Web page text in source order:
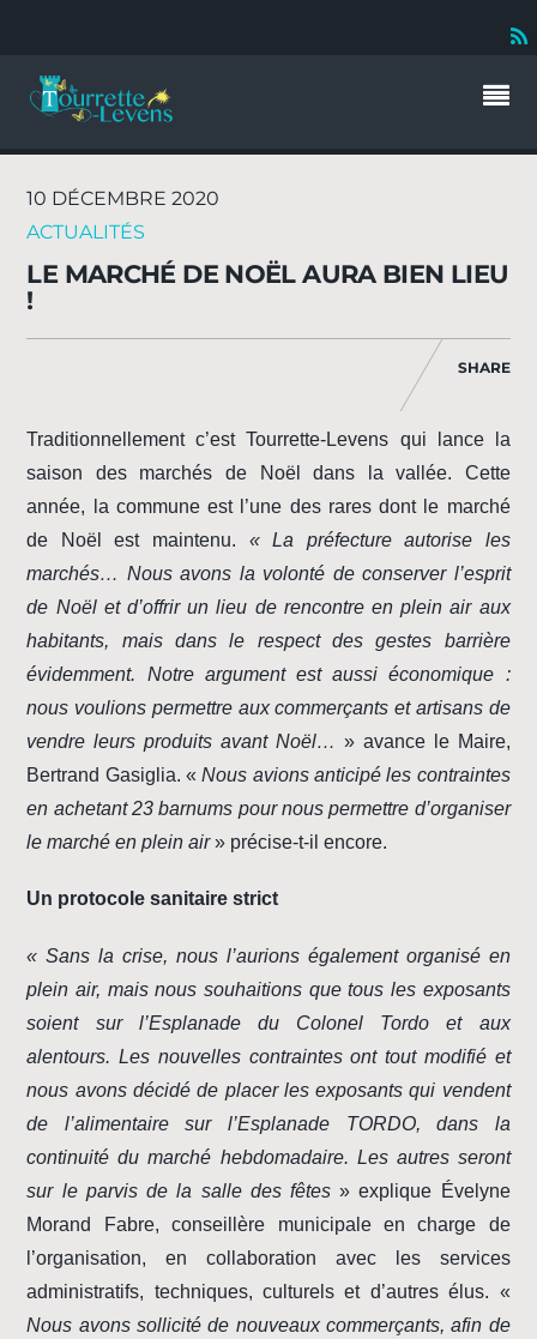
10 DÉCEMBRE 2020
ACTUALITÉS
LE MARCHÉ DE NOËL AURA BIEN LIEU
!
SHARE
Traditionnellement c’est Tourrette-Levens qui lance la
saison des marchés de Noël dans la vallée. Cette
année, la commune est l’une des rares dont le marché
de Noël est maintenu. « La préfecture autorise les
marchés… Nous avons la volonté de conserver l’esprit
de Noël et d’offrir un lieu de rencontre en plein air aux
habitants, mais dans le respect des gestes barrière
évidemment. Notre argument est aussi économique :
nous voulions permettre aux commerçants et artisans de
vendre leurs produits avant Noël… » avance le Maire,
Bertrand Gasiglia. «Nous avions anticipé les contraintes
en achetant 23 barnums pour nous permettre d’organiser
le marché en plein air» précise-t-il encore.
Un protocole sanitaire strict
« Sans la crise, nous l’aurions également organisé en
plein air, mais nous souhaitions que tous les exposants
soient sur l’Esplanade du Colonel Tordo et aux
alentours. Les nouvelles contraintes ont tout modifié et
nous avons décidé de placer les exposants qui vendent
de l’alimentaire sur l’Esplanade TORDO, dans la
continuité du marché hebdomadaire. Les autres seront
sur le parvis de la salle des fêtes» explique Évelyne
Morand Fabre, conseillère municipale en charge de
l’organisation, en collaboration avec les services
administratifs, techniques, culturels et d’autres élus. «
Nous avons sollicité de nouveaux commerçants, afin de